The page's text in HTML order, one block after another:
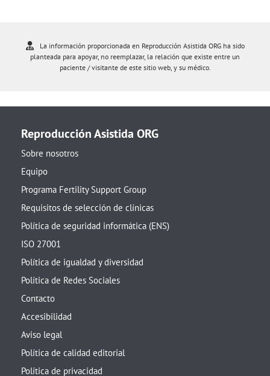
La información proporcionada en Reproducción Asistida ORG ha sido
planteada para apoyar, no reemplazar, la relación que existe entre un
paciente / visitante de este sitio web, y su médico.
Reproducción Asistida ORG
Sobre nosotros
Equipo
Programa Fertility Support Group
Requisitos de selección de clínicas
Política de seguridad informática (ENS)
ISO 27001
Política de igualdad y diversidad
Política de Redes Sociales
Contacto
Accesibilidad
Aviso legal
Política de calidad editorial
Política de privacidad